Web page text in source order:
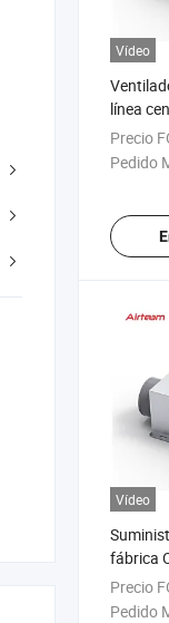
Vídeo
línea
viento
Precio
Pedido
Vídeo
fábrica
precio
Precio
Pedido